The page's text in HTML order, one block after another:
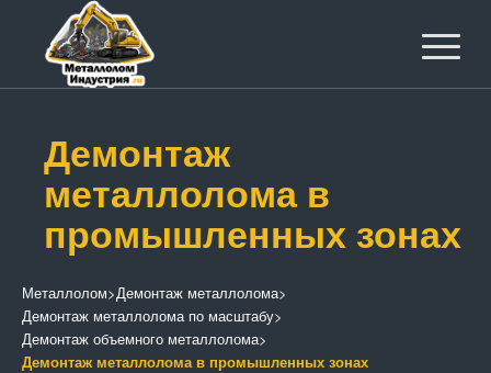
Демонтаж
металлолома в
промышленных зонах
Металлолом>Демонтаж металлолома>
Демонтаж металлолома по масштабу>
Демонтаж объемного металлолома>
Демонтаж металлолома в промышленных зонах